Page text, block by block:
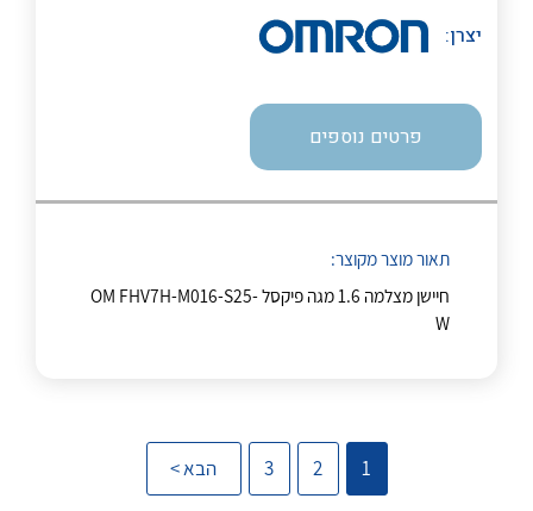
שירותי תמיכה
About Ateka Ltd.
לכל מוצרי היצרן לכל מוצרי היצרן
לכל מוצרי היצרן לכל מוצרי היצרן
יצרן:
פרטים נוספים
תאור מוצר מקוצר:
חיישן מצלמה 1.6 מגה פיקסל OM FHV7H-M016-S25-
W
1
2
3 הבא >